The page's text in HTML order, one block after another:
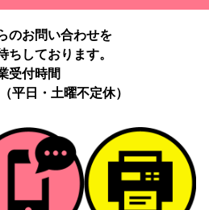
のお問い合わせを
ちしております。
受付時間
平日・土曜不定休）